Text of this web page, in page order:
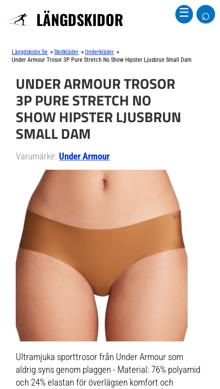
LÄNGDSKIDOR ☰ ⌕
Längdskidor.se »Skidkläder »Underkläder »
Under Armour Trosor 3P Pure Stretch No Show Hipster Ljusbrun Small Dam
UNDER ARMOUR TROSOR
3P PURE STRETCH NO
SHOW HIPSTER LJUSBRUN
SMALL DAM
Varumärke: Under Armour
Ultramjuka sporttrosor från Under Armour som
aldrig syns genom plaggen - Material: 76% polyamid
och 24% elastan för överlägsen komfort och